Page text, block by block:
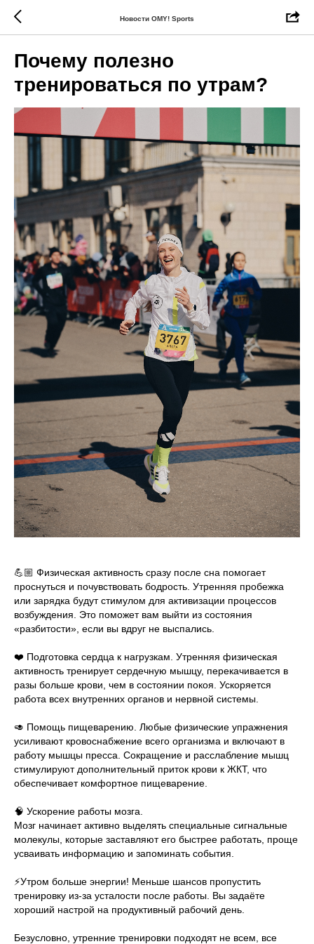
Новости OMY! Sports
Почему полезно
тренироваться по утрам?
💪🏼 Физическая активность сразу после сна помогает
проснуться и почувствовать бодрость. Утренняя пробежка
или зарядка будут стимулом для активизации процессов
возбуждения. Это поможет вам выйти из состояния
«разбитости», если вы вдруг не выспались.
❤️ Подготовка сердца к нагрузкам. Утренняя физическая
активность тренирует сердечную мышцу, перекачивается в
разы больше крови, чем в состоянии покоя. Ускоряется
работа всех внутренних органов и нервной системы.
🥑 Помощь пищеварению. Любые физические упражнения
усиливают кровоснабжение всего организма и включают в
работу мышцы пресса. Сокращение и расслабление мышц
стимулируют дополнительный приток крови к ЖКТ, что
обеспечивает комфортное пищеварение.
🧠 Ускорение работы мозга.
Мозг начинает активно выделять специальные сигнальные
молекулы, которые заставляют его быстрее работать, проще
усваивать информацию и запоминать события.
⚡️Утром больше энергии! Меньше шансов пропустить
тренировку из-за усталости после работы. Вы задаёте
хороший настрой на продуктивный рабочий день.
Безусловно, утренние тренировки подходят не всем, все